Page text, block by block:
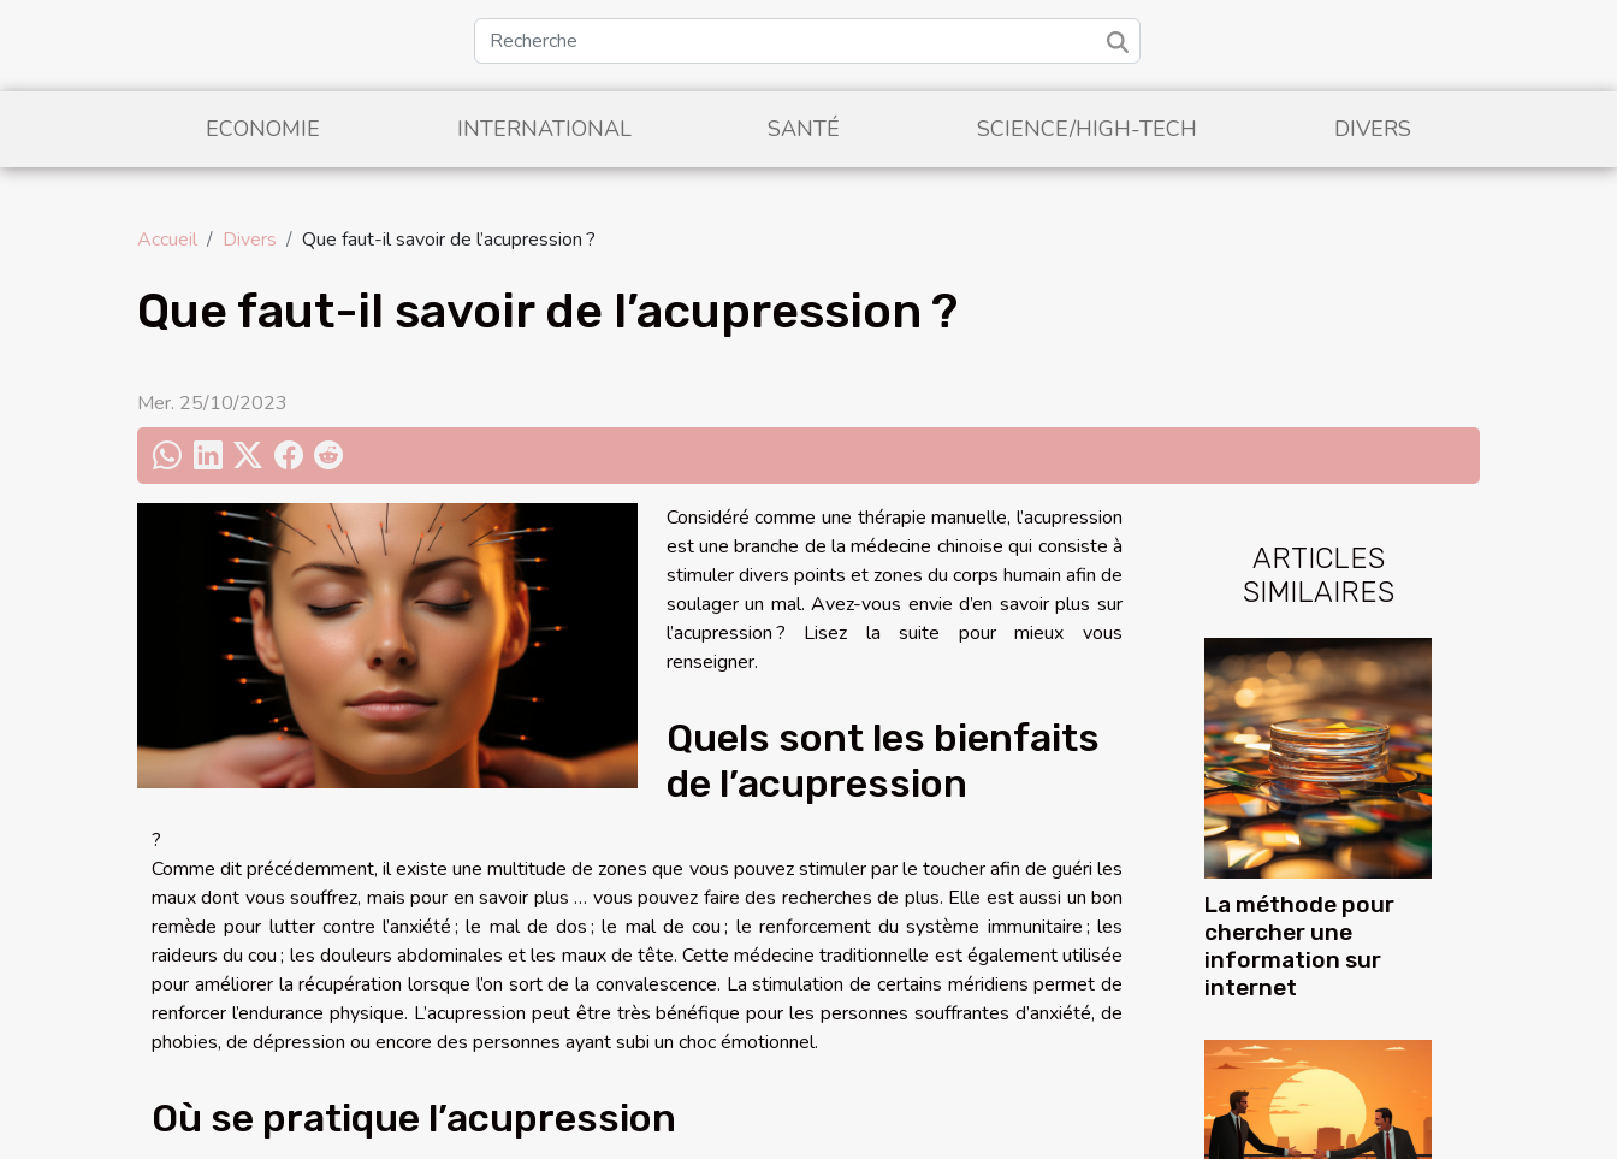
ECONOMIE INTERNATIONAL SANTÉ SCIENCE/HIGH-TECH DIVERS
Accueil Divers Que faut-il savoir de l’acupression ?
Que faut-il savoir de l’acupression ?
Mer. 25/10/2023
Considéré comme une thérapie manuelle, l’acupression
est une branche de la médecine chinoise qui consiste à
stimuler divers points et zones du corps humain afin de
soulager un mal. Avez-vous envie d’en savoir plus sur
l’acupression ? Lisez la suite pour mieux vous
renseigner.
Quels sont les bienfaits
de l’acupression
?
Comme dit précédemment, il existe une multitude de zones que vous pouvez stimuler par le toucher afin de guéri les
maux dont vous souffrez, mais pour en savoir plus … vous pouvez faire des recherches de plus. Elle est aussi un bon
remède pour lutter contre l’anxiété ; le mal de dos ; le mal de cou ; le renforcement du système immunitaire ; les
raideurs du cou ; les douleurs abdominales et les maux de tête. Cette médecine traditionnelle est également utilisée
pour améliorer la récupération lorsque l’on sort de la convalescence. La stimulation de certains méridiens permet de
renforcer l’endurance physique. L’acupression peut être très bénéfique pour les personnes souffrantes d’anxiété, de
phobies, de dépression ou encore des personnes ayant subi un choc émotionnel.
Où se pratique l’acupression
ARTICLES
SIMILAIRES
La méthode pour
chercher une
information sur
internet